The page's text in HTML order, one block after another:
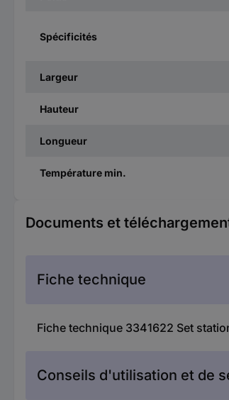
Spécificités
Largeur
Hauteur
Longueur
Température min.
Documents et
Fiche technique
Fiche technique 3341622 Set
Conseils d'utilisation et de